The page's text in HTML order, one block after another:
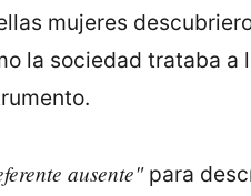
mujeres
la sociedad trataba a
ausente"para